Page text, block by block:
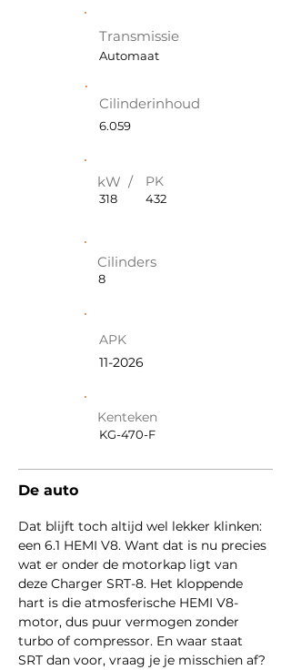
Transmissie
Automaat
Cilinderinhoud
6.059
kW / PK
318 432
Cilinders
8
APK
11-2026
Kenteken
KG-470-F
De auto
Dat blijft toch altijd wel lekker klinken:
een 6.1 HEMI V8. Want dat is nu precies
wat er onder de motorkap ligt van
deze Charger SRT-8. Het kloppende
hart is die atmosferische HEMI V8-
motor, dus puur vermogen zonder
turbo of compressor. En waar staat
SRT dan voor, vraag je je misschien af?